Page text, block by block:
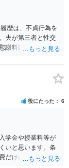
歴は、不貞行為を
夫が第三者と性交
謝料請求を検討す
数が分かる資料は
他方、「夫に不貞
を取得できる」と
的には夫婦が婚姻
為の有無とは別
しておくことが重
問題とは別に、
点です。そのた
ているのであれ
の日常的な育児、
れぞれの勤務状
役にたった 6
学金や授業料等が
いと思います。条
だけに限定される